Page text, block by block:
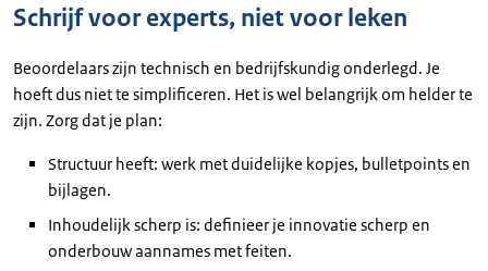
Schrijf voor experts, niet voor leken
Beoordelaars zijn technisch en bedrijfskundig onderlegd. Je
hoeft dus niet te simplificeren. Het is wel belangrijk om helder te
zijn. Zorg dat je plan:
Structuur heeft: werk met duidelijke kopjes, bulletpoints en
bijlagen.
Inhoudelijk scherp is: definieer je innovatie scherp en
onderbouw aannames met feiten.